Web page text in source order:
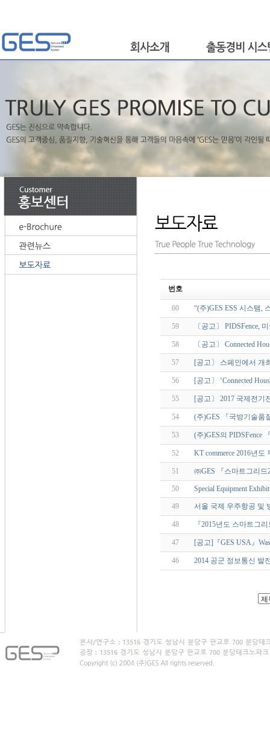
번호
60 “(주)GES ESS 시스템,
59 〔공고〕 PIDSFence,
58 〔공고〕 Connected
57 [공고〕 스페인에서 개
56 [공고〕 ‘Connected
55 [공고〕 2017 국제전기
54 (주)GES 『국방기술품
53 (주)GES의 PIDSFence
52 KT commerce 2016년도
51 ㈜GES 『스마트그리
50 Special Equipment
49 서울 국제 우주항공 및
48 『2015년도 스마트그
47 [공고]『GES USA』
46 2014 공군 정보통신 발